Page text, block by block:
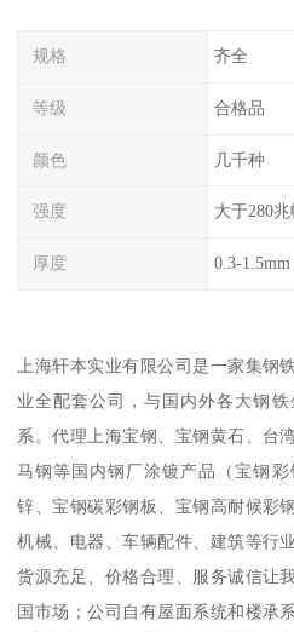
规格 齐全
等级 合格品
颜色 几千种
强度 大于280兆
厚度 0.3-1.5mm
上海轩本实业有限公司是一家集钢
业全配套公司，与国内外各大钢
系。代理上海宝钢、宝钢黄石、台
马钢等国内钢厂涂镀产品（宝钢
锌、宝钢碳彩钢板、宝钢高耐候彩
机械、电器、车辆配件、建筑等行
货源充足、价格合理、服务诚信让
国市场；公司自有屋面系统和楼承